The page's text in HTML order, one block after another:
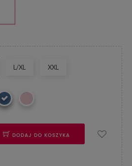
L/XL XXL
DODAJ DO KOSZYKA